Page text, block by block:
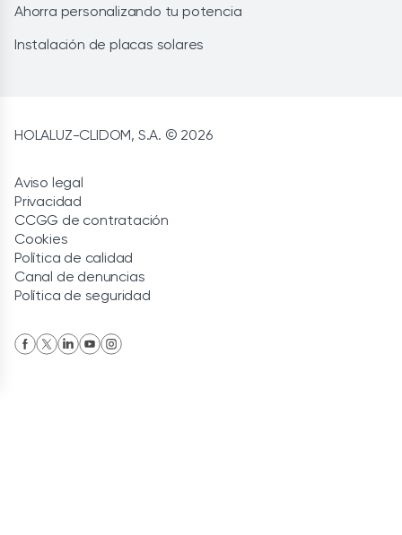
Ahorra personalizando tu potencia
Instalación de placas solares
HOLALUZ-CLIDOM, S.A. © 2026
Aviso legal
Privacidad
CCGG de contratación
Cookies
Política de calidad
Canal de denuncias
Política de seguridad